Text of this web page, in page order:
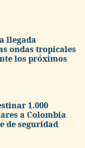
llegada
ondas tropicales
los próximos
1.000
a Colombia
de seguridad